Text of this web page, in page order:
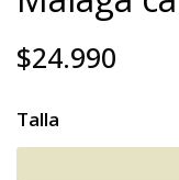
$24.990
Talla